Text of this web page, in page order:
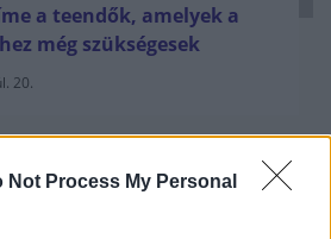
Not Process My Personal
a teendők, amelyek a
még szükségesek
20.